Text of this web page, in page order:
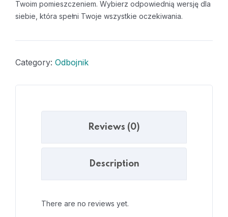
Twoim pomieszczeniem. Wybierz odpowiednią wersję dla
siebie, która spełni Twoje wszystkie oczekiwania.
Category: Odbojnik
Reviews (0)
Description
There are no reviews yet.